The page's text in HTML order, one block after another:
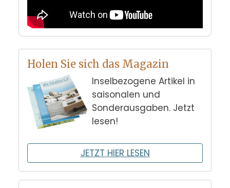
Holen Sie sich das Magazin
Inselbezogene Artikel in
saisonalen und
Sonderausgaben. Jetzt
lesen!
JETZT HIER LESEN